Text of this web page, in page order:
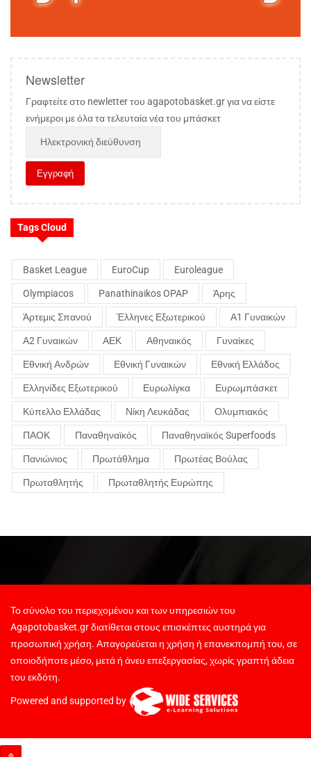
Newsletter
Γραφτείτε στο newletter του agapotobasket.gr για να είστε
ενήμεροι με όλα τα τελευταία νέα του μπάσκετ
Tags Cloud
Basket League EuroCup Euroleague
Olympiacos Panathinaikos OPAP Άρης
Άρτεμις Σπανού Έλληνες Εξωτερικού Α1 Γυναικών
Α2 Γυναικών ΑΕΚ Αθηναικός Γυναίκες
Εθνική Ανδρών Εθνική Γυναικών Εθνική Ελλάδος
Ελληνίδες Εξωτερικού Ευρωλίγκα Ευρωμπάσκετ
Κύπελλο Ελλάδας Νίκη Λευκάδας Ολυμπιακός
ΠΑΟΚ Παναθηναϊκός Παναθηναϊκός Superfoods
Πανιώνιος Πρωτάθλημα Πρωτέας Βούλας
Πρωταθλητής Πρωταθλητής Ευρώπης
Το σύνολο του περιεχομένου και των υπηρεσιών του
Agapotobasket.gr διατίθεται στους επισκέπτες αυστηρά για
προσωπική χρήση. Απαγορεύεται η χρήση ή επανεκπομπή του, σε
οποιοδήποτε μέσο, μετά ή άνευ επεξεργασίας, χωρίς γραπτή άδεια
του εκδότη.
Powered and supported by